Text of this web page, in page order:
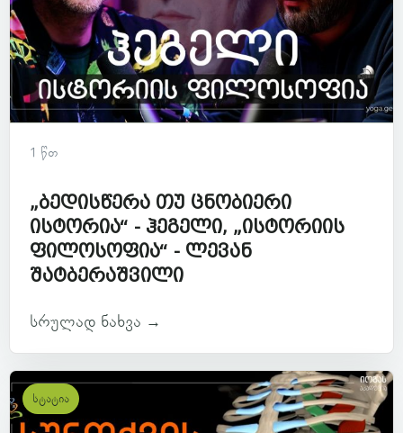
1 წთ
„ბედისწერა თუ ცნობიერი
ისტორია“ - ჰეგელი, „ისტორიის
ფილოსოფია“ - ლევან
შატბერაშვილი
სრულად ნახვა →
სტატია